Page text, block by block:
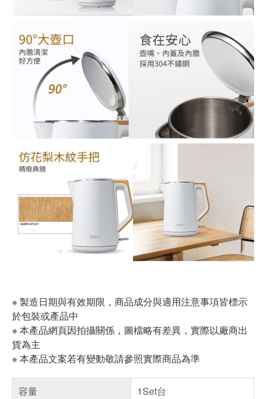
※ 製造日期與有效期限，商品成分與適用注意事項皆標示
於包裝或產品中
※ 本產品網頁因拍攝關係，圖檔略有差異，實際以廠商出
貨為主
※ 本產品文案若有變動敬請參照實際商品為準
容量
1Set台